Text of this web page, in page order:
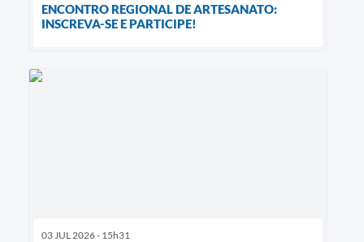
ENCONTRO REGIONAL DE ARTESANATO:
INSCREVA-SE E PARTICIPE!
03 JUL 2026 - 15h31